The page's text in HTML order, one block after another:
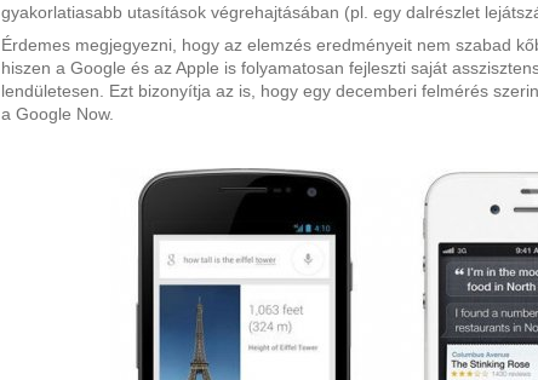
gyakorlatiasabb utasítások végrehajtásában (pl. egy dalrészlet
Érdemes megjegyezni, hogy az elemzés eredményeit nem szabad
hiszen a Google és az Apple is folyamatosan fejleszti saját
lendületesen. Ezt bizonyítja az is, hogy egy decemberi felmérés
a Google Now.